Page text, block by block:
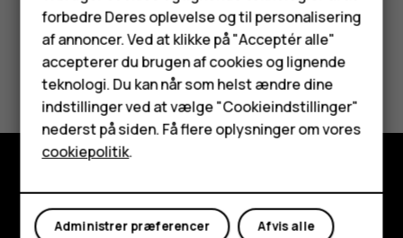
Feature-telefoner
Tilbehør
HMD Terra M
Tablets
Min konto
Synes du, dette var nyttigt?
Ja Nej
Udforsk
forbedre Deres oplevelse og til personalisering
af annoncer. Ved at klikke på "Acceptér alle"
accepterer du brugen af cookies og lignende
teknologi. Du kan når som helst ændre dine
indstillinger ved at vælge "Cookieindstillinger"
nederst på siden. Få flere oplysninger om vores
cookiepolitik.
Afvis alle
Administrer præferencer